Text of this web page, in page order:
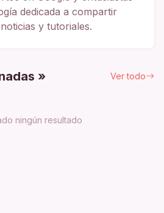
dedicada a compartir
y tutoriales.
» Ver todo
ningún resultado